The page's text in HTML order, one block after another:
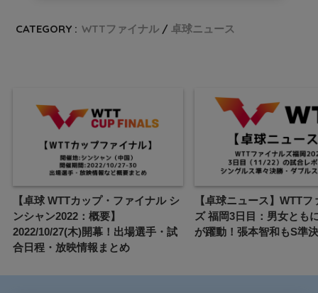
CATEGORY : WTTファイナル 卓球ニュース
【卓球 WTTカップ・ファイナル シ
ンシャン2022：概要】
2022/10/27(木)開幕！出場選手・試
合日程・放映情報まとめ
【卓球ニュース】WTTフ
ズ 福岡3日目：男女とも
が躍動！張本智和もS準